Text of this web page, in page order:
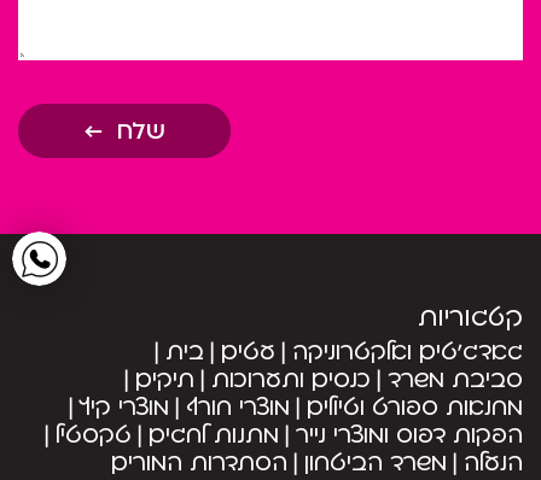
שלח
קטגוריות
גאדג’טים ואלקטרוניקה עטים בית
סביבת משרד כנסים ותערוכות תיקים
מחנאות ספורט וטיולים מוצרי חורף מוצרי קיץ
הפקות דפוס ומוצרי נייר מתנות לחגים טקסטיל
הנעלה משרד הביטחון הסתדרות המורים